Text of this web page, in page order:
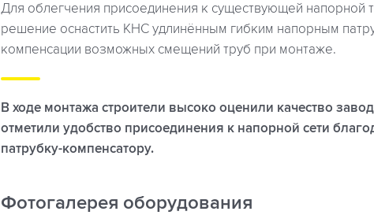
Для облегчения присоединения к существующей напорной
решение оснастить КНС удлинённым гибким напорным
компенсации возможных смещений труб при монтаже.
В ходе монтажа строители высоко оценили качество
отметили удобство присоединения к напорной сети
патрубку-компенсатору.
Фотогалерея оборудования